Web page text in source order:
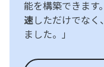
能を構築できます。
速 しただけでなく、
ました。」